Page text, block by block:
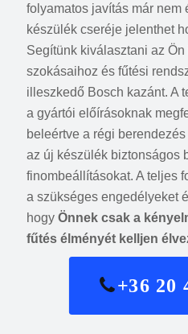
folyamatos javítás már nem
készülék cseréje jelenthet
Segítünk kiválasztani az
szokásaihoz és fűtési
illeszkedő Bosch kazánt. A
a gyártói előírásoknak
beleértve a régi
az új készülék biztonságos
finombeállításokat. A teljes
a szükséges engedélyeket
hogy Önnek csak a
fűtés élményét kelljen
+36 20